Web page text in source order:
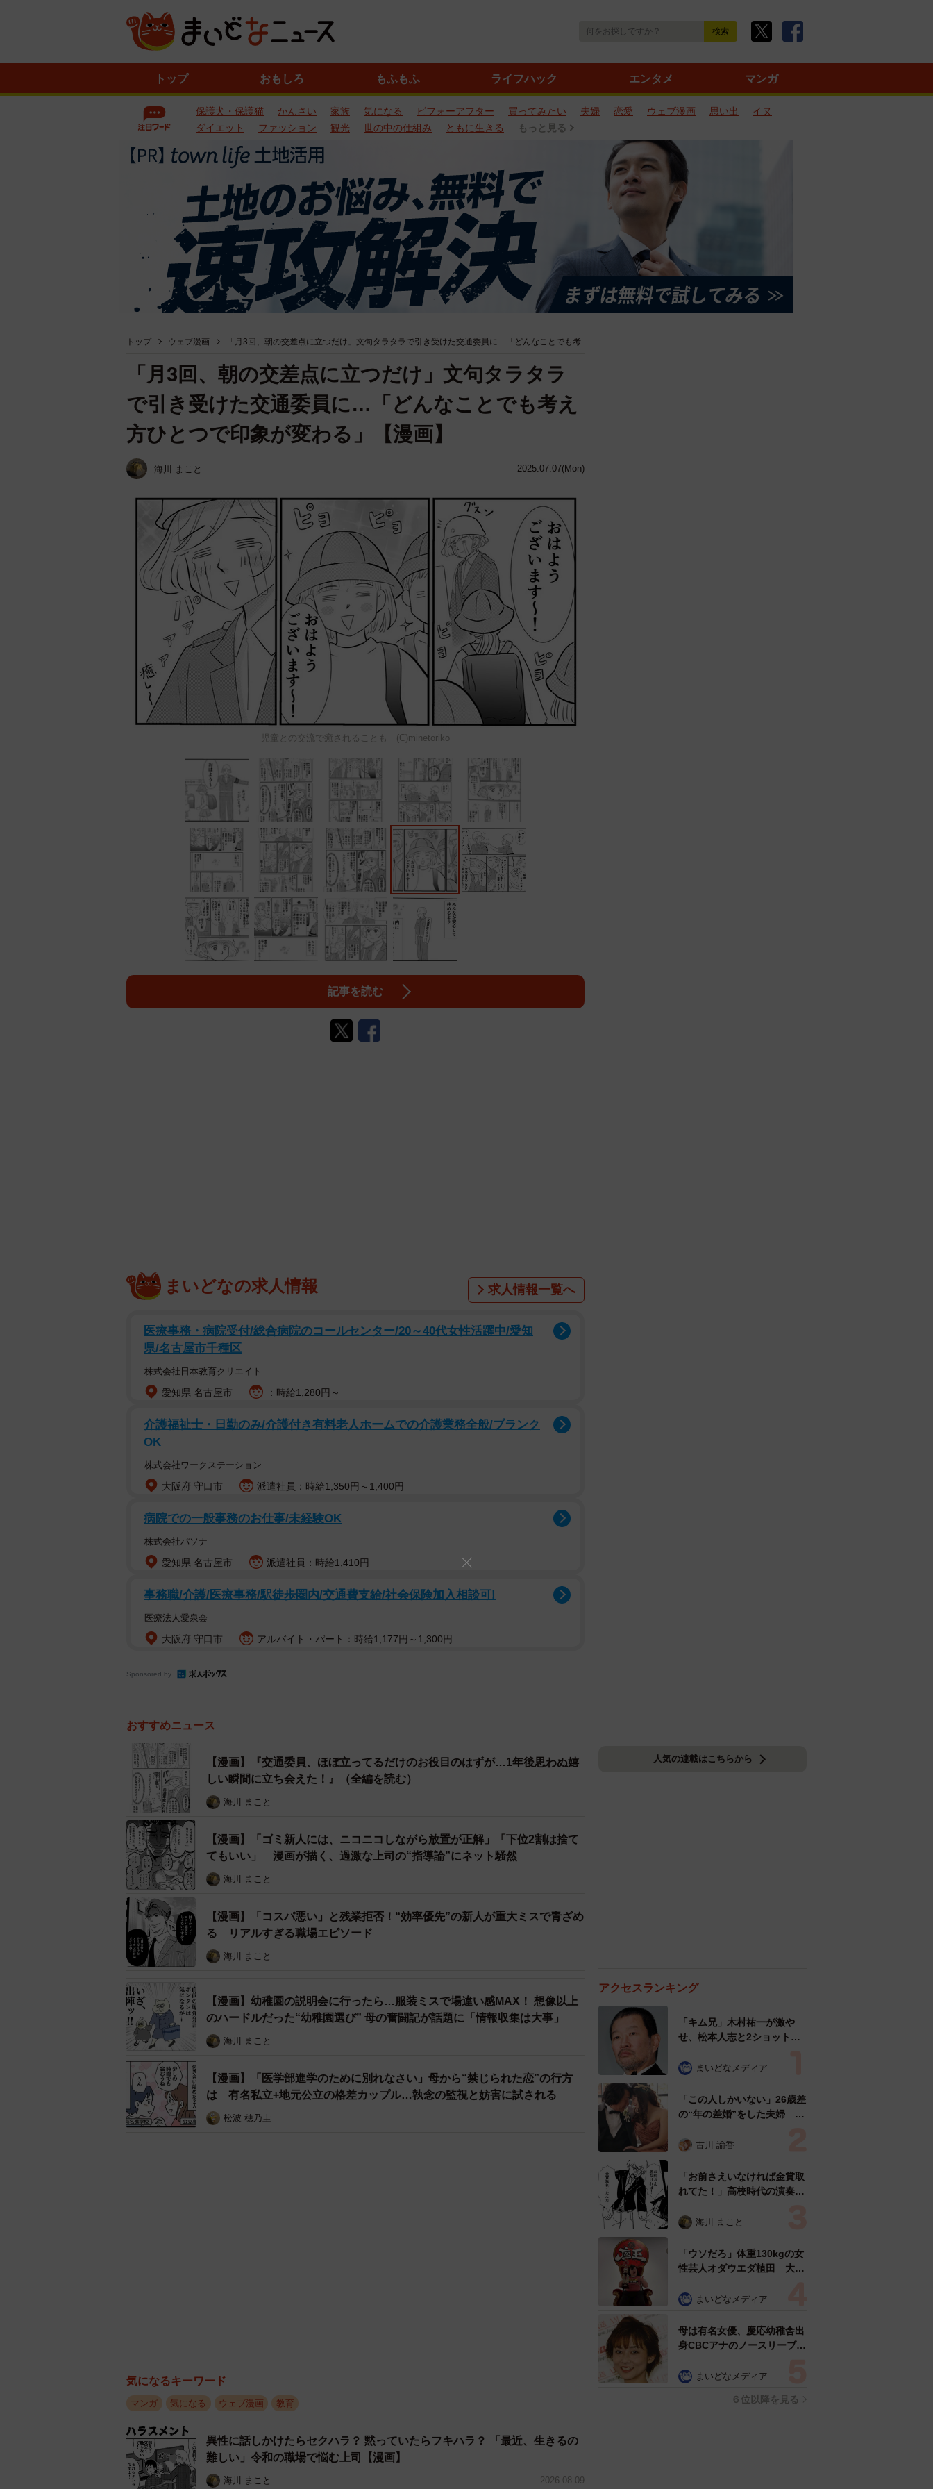
トップ おもしろ もふもふ ライフハック エンタメ マンガ
保護犬・保護猫 かんさい 家族 気になる ビフォーアフター 買ってみたい 夫婦 恋愛 ウェブ漫画 思い出
イヌ
ダイエット
ファッション 観光 世の中の仕組み ともに生きる もっと見る
トップ ウェブ漫画 「月3回、朝の交差点に立つだけ」文句タラタラで引き受けた交通委員に…「どんなことでも考
2025.07.07(Mon)
「月3回、朝の交差点に立つだけ」文句タラタラ
で引き受けた交通委員に…「どんなことでも考え
方ひとつで印象が変わる」【漫画】
海川 まこと
児童との交流で癒されることも (C)minetoriko
記事を読む
まいどなの求人情報 求人情報一覧へ
医療事務・病院受付/総合病院のコールセンター/20～40代女性活躍中/愛知
県/名古屋市千種区
株式会社日本教育クリエイト
愛知県 名古屋市 ：時給1,280円～
介護福祉士・日勤のみ/介護付き有料老人ホームでの介護業務全般/ブランク
OK
株式会社ワークステーション
大阪府 守口市 派遣社員：時給1,350円～1,400円
病院での一般事務のお仕事/未経験OK
株式会社パソナ
愛知県 名古屋市 派遣社員：時給1,410円
事務職/介護/医療事務/駅徒歩圏内/交通費支給/社会保険加入相談可!
医療法人愛泉会
大阪府 守口市 アルバイト・パート：時給1,177円～1,300円
Sponsored by
おすすめニュース
【漫画】『交通委員、ほぼ立ってるだけのお役目のはずが…1年後思わぬ嬉
しい瞬間に立ち会えた！』（全編を読む）
海川 まこと
【漫画】「ゴミ新人には、ニコニコしながら放置が正解」「下位2割は捨て
てもいい」 漫画が描く、過激な上司の“指導論”にネット騒然
海川 まこと
【漫画】「コスパ悪い」と残業拒否！“効率優先”の新人が重大ミスで青ざめ
る リアルすぎる職場エピソード
海川 まこと
【漫画】幼稚園の説明会に行ったら…服装ミスで場違い感MAX！ 想像以上
のハードルだった“幼稚園選び” 母の奮闘記が話題に「情報収集は大事」
海川 まこと
【漫画】「医学部進学のために別れなさい」母から“禁じられた恋”の行方
は 有名私立+地元公立の格差カップル…執念の監視と妨害に試される
松波 穂乃圭
気になるキーワード
マンガ 気になる ウェブ漫画 教育
異性に話しかけたらセクハラ？ 黙っていたらフキハラ？ 「最近、生きるの
難しい」令和の職場で悩む上司【漫画】
海川 まこと 2026.08.09
人気の連載はこちらから
アクセスランキング
「キム兄」木村祐一が激や
せ、松本人志と2ショット
「テキヤの兄さん」
まいどなメディア
「この人しかいない」26歳差
の“年の差婚”をした夫婦 出
た？ 今の思いを聞いた
古川 諭香
「お前さえいなければ金賞取
れてた！」高校時代の演奏会
生は楽器修理職人に 10年後
ぬ申し出【漫画】
海川 まこと
「ウソだろ」体重130kgの女
性芸人オダウエダ植田 大学
で」 まいどなメディア
母は有名女優、慶応幼稚舎出
身CBCアナのノースリーブ姿
る」「天使の笑顔」
まいどなメディア
６位以降を見る